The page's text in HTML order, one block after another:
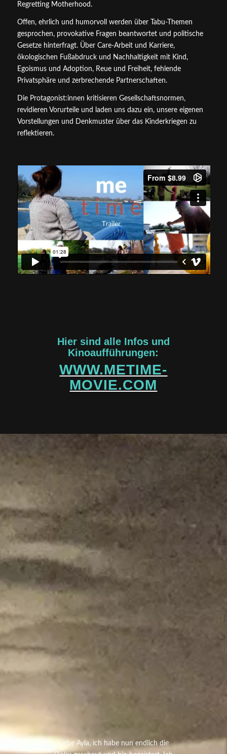
Regretting Motherhood.
Offen, ehrlich und humorvoll werden über Tabu-Themen
gesprochen, provokative Fragen beantwortet und politische
Gesetze hinterfragt. Über Care-Arbeit und Karriere,
ökologischen Fußabdruck und Nachhaltigkeit mit Kind,
Egoismus und Adoption, Reue und Freiheit, fehlende
Privatsphäre und zerbrechende Partnerschaften.
Die Protagonist:innen kritisieren Gesellschaftsnormen,
revidieren Vorurteile und laden uns dazu ein, unsere eigenen
Vorstellungen und Denkmuster über das Kinderkriegen zu
reflektieren.
Hier sind alle Infos und
Kinoaufführungen:
WWW.METIME-
MOVIE.COM
Liebe Ayla, ich habe nun endlich die